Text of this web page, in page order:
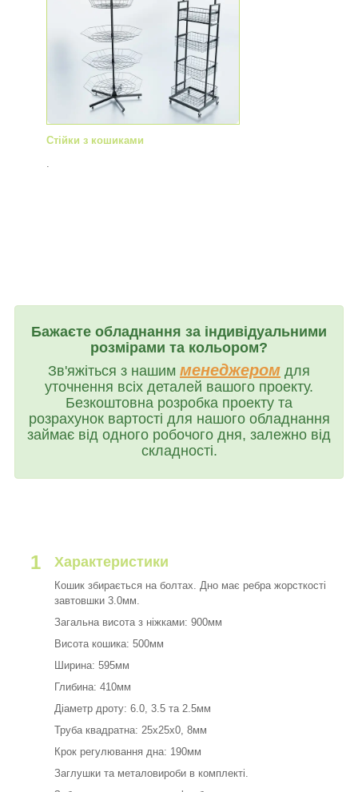
Стійки з кошиками
Бажаєте обладнання за індивідуальними
розмірами та кольором?
Зв'яжіться з нашим менеджером для
уточнення всіх деталей вашого проекту.
Безкоштовна розробка проекту та
розрахунок вартості для нашого обладнання
займає від одного робочого дня, залежно від
складності.
1 Характеристики
Кошик збирається на болтах. Дно має ребра жорсткості
завтовшки 3.0мм.
Загальна висота з ніжками: 900мм
Висота кошика: 500мм
Ширина: 595мм
Глибина: 410мм
Діаметр дроту: 6.0, 3.5 та 2.5мм
Труба квадратна: 25х25х0, 8мм
Крок регулювання дна: 190мм
Заглушки та металовироби в комплекті.